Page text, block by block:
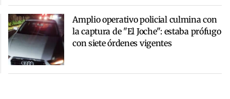
Amplio operativo policial culmina con
la captura de "El Joche": estaba prófugo
con siete órdenes vigentes